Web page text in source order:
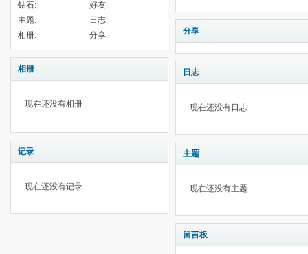
钻石: -- 好友: --
主题: -- 日志: --
相册: -- 分享: --
相册
现在还没有相册
记录
现在还没有记录
分享
日志
现在还没有日志
主题
现在还没有主题
留言板